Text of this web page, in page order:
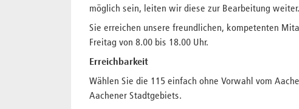
möglich sein, leiten wir diese zur Bearbeitung weiter.
Sie erreichen unsere freundlichen, kompetenten
Freitag von 8.00 bis 18.00 Uhr.
Erreichbarkeit
Wählen Sie die 115 einfach ohne Vorwahl vom
Aachener Stadtgebiets.